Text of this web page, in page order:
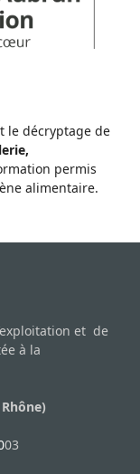
le décryptage de
permis
alimentaire.
et de
à la
03